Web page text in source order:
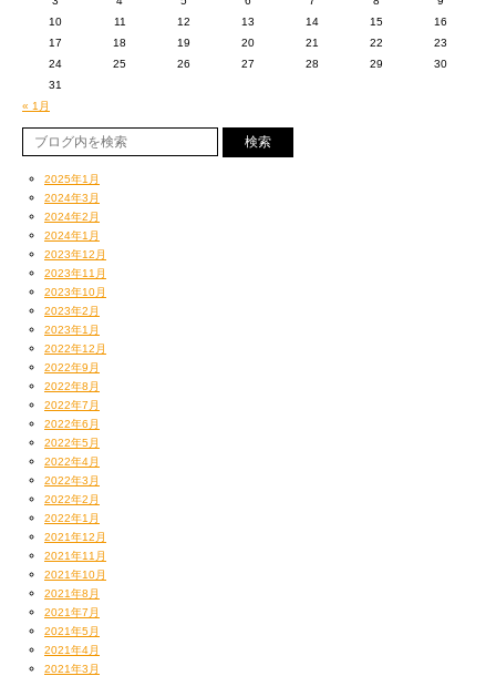
JBとMUROくんに感謝！
でわでわ〜♪
JIN
10
11 12 13 14 15
16
17
18 19 20 21 22
23
24
25 26 27 28 29
30
31
« 1月
2025年1月
2024年3月
2024年2月
2024年1月
2023年12月
2023年11月
2023年10月
2023年2月
2023年1月
2022年12月
2022年9月
2022年8月
2022年7月
2022年6月
2022年5月
2022年4月
2022年3月
2022年2月
2022年1月
2021年12月
2021年11月
2021年10月
2021年8月
2021年7月
2021年5月
2021年4月
2021年3月